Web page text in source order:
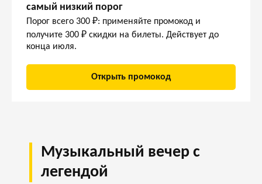
самый низкий порог
Порог всего 300 ₽: применяйте промокод и
получите 300 ₽ скидки на билеты. Действует до
конца июля.
Открыть промокод
Музыкальный вечер с
легендой